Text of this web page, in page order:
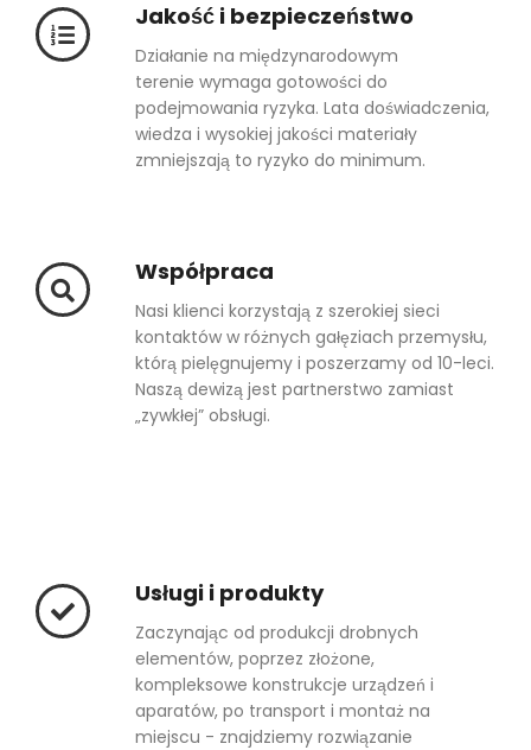
Jakość i bezpieczeństwo
Działanie na międzynarodowym
terenie wymaga gotowości do
podejmowania ryzyka. Lata doświadczenia,
wiedza i wysokiej jakości materiały
zmniejszają to ryzyko do minimum.
Współpraca
Nasi klienci korzystają z szerokiej sieci
kontaktów w różnych gałęziach przemysłu,
którą pielęgnujemy i poszerzamy od 10-leci.
Naszą dewizą jest partnerstwo zamiast
„zywkłej” obsługi.
Usługi i produkty
Zaczynając od produkcji drobnych
elementów, poprzez złożone,
kompleksowe konstrukcje urządzeń i
aparatów, po transport i montaż na
miejscu - znajdziemy rozwiązanie